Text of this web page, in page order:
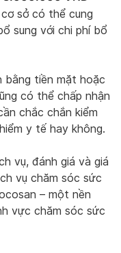
sở có thể cung
sung với chi phí bổ
tiền mặt hoặc
có thể chấp nhận
chắc chắn kiểm
y tế hay không.
vụ, đánh giá và giá
vụ chăm sóc sức
– một nền
vực chăm sóc sức